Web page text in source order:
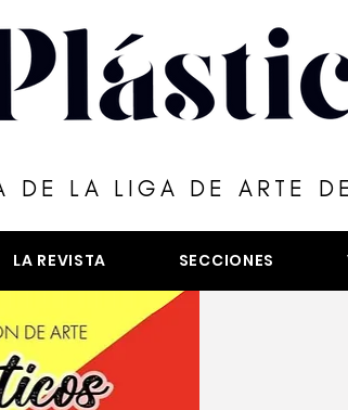
DE LA LIGA DE ARTE
LA REVISTA SECCIONES